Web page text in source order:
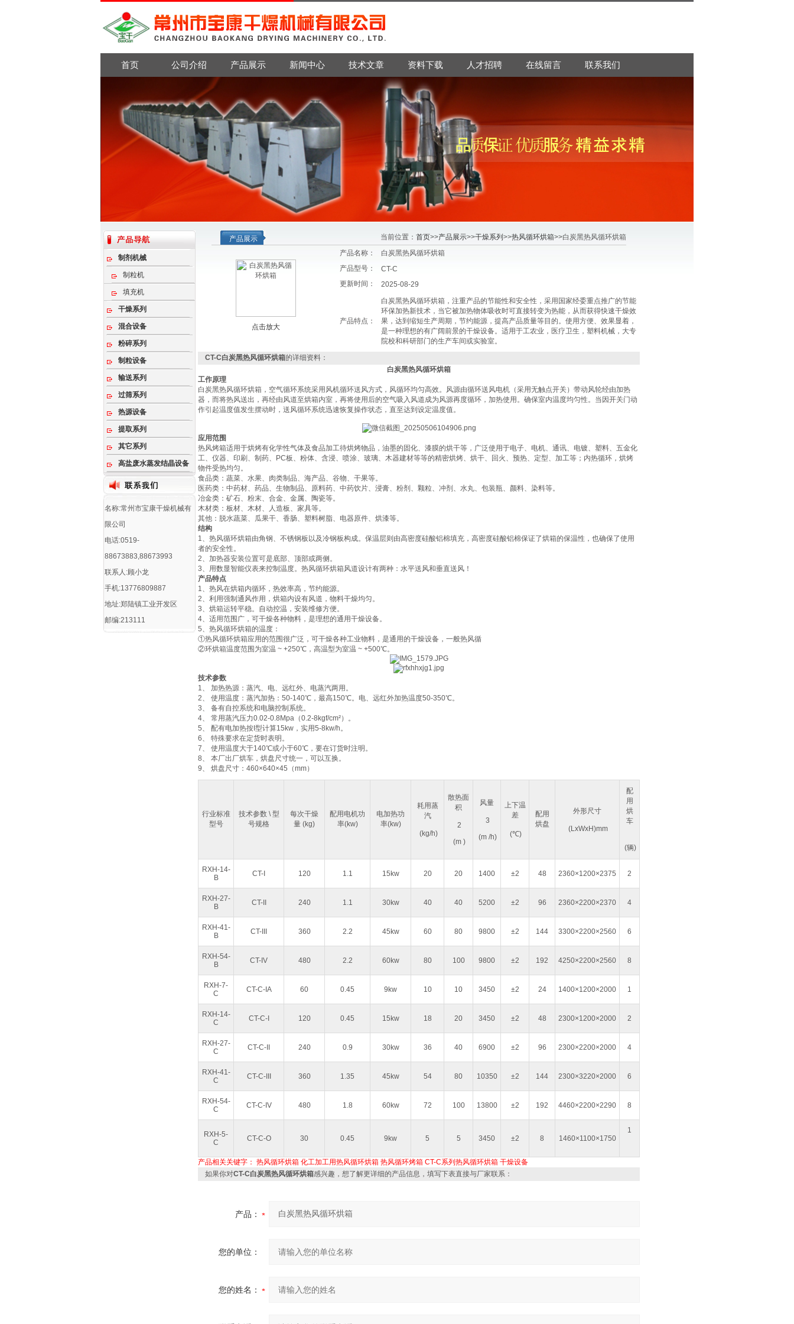
首页 公司介绍 产品展示 新闻中心 技术文章 资料下载 人才招聘 在线留言 联系我们
制剂机械
制粒机
填充机
干燥系列
混合设备
粉碎系列
制粒设备
输送系列
过筛系列
热源设备
提取系列
其它系列
高盐废水蒸发结晶设备
名称:常州市宝康干燥机械有
限公司
电话:0519-
88673883,88673993
联系人:顾小龙
手机:13776809887
地址:郑陆镇工业开发区
邮编:213111
产品展示 当前位置： 首页>>产品展示>>干燥系列 >>热风循环烘箱>>白炭黑热风循环烘箱
点击放大
产品名称：
白炭黑热风循环烘箱
产品型号：
CT-C
更新时间：
2025-08-29
产品特点：
白炭黑热风循环烘箱，注重产品的节能性和安全性，采用国家经委重点推广的节能
环保加热新技术，当它被加热物体吸收时可直接转变为热能，从而获得快速干燥效
果，达到缩短生产周期，节约能源，提高产品质量等目的。使用方便、效果显着，
是一种理想的有广阔前景的干燥设备。适用于工农业，医疗卫生，塑料机械，大专
院校和科研部门的生产车间或实验室。
CT-C白炭黑热风循环烘箱的详细资料：
白炭黑热风循环烘箱
工作原理
白炭黑热风循环烘箱，空气循环系统采用风机循环送风方式，风循环均匀高效。风源由循环送风电机（采用无触点开关）带动风轮经由加热
器，而将热风送出，再经由风道至烘箱内室，再将使用后的空气吸入风道成为风源再度循环，加热使用。确保室内温度均匀性。当因开关门动
作引起温度值发生摆动时，送风循环系统迅速恢复操作状态，直至达到设定温度值。
应用范围
热风烤箱适用于烘烤有化学性气体及食品加工待烘烤物品，油墨的固化、漆膜的烘干等，广泛使用于电子、电机、通讯、电镀、塑料、五金化
工、仪器、印刷、制药、PC板、粉体、含浸、喷涂、玻璃、木器建材等等的精密烘烤、烘干、回火、预热、定型、加工等；内热循环，烘烤
物件受热均匀。
‌食品类‌：蔬菜、水果、肉类制品、海产品、谷物、干果等‌。
‌医药类‌：中药材、药品、生物制品、原料药、中药饮片、浸膏、粉剂、颗粒、冲剂、水丸、包装瓶、颜料、染料等‌。
‌冶金类‌：矿石、粉末、合金、金属、陶瓷等‌。
‌木材类‌：板材、木材、人造板、家具等‌。
‌其他‌：脱水蔬菜、瓜果干、香肠、塑料树脂、电器原件、烘漆等‌。
结构
1、热风循环烘箱由角钢、不锈钢板以及冷钢板构成。保温层则由高密度硅酸铝棉填充，高密度硅酸铝棉保证了烘箱的保温性，也确保了使用
者的安全性。
2、加热器安装位置可是底部、顶部或两侧。
3、用数显智能仪表来控制温度。热风循环烘箱风道设计有两种：水平送风和垂直送风！
产品特点
1、热风在烘箱内循环，热效率高，节约能源。
2、利用强制通风作用，烘箱内设有风道，物料干燥均匀。
3、烘箱运转平稳。自动控温，安装维修方便。
4、适用范围广，可干燥各种物料，是理想的通用干燥设备。
5、热风循环烘箱的温度：
①热风循环烘箱应用的范围很广泛，可干燥各种工业物料，是通用的干燥设备，一般热风循
②环烘箱温度范围为室温 ~ +250℃，高温型为室温 ~ +500℃。
技术参数
1、 加热热源：蒸汽、电、远红外、电蒸汽两用。
2、 使用温度：蒸汽加热：50-140℃，最高150℃。电、远红外加热温度50-350℃。
3、 备有自控系统和电脑控制系统。
4、 常用蒸汽压力0.02-0.8Mpa（0.2-8kgf/cm²）。
5、 配有电加热按I型计算15kw，实用5-8kw/h。
6、 特殊要求在定货时表明。
7、 使用温度大于140℃或小于60℃，要在订货时注明。
8、 本厂出厂烘车，烘盘尺寸统一，可以互换。
9、 烘盘尺寸：460×640×45（mm）
行业标准
型号
技术参数 \ 型
号规格
每次干燥
量 (kg)
配用电机功
率(kw)
电加热功
率(kw)
耗用蒸
汽
(kg/h)
散热面
积
2
(m )
风量
3
(m /h)
上下温
差
(℃)
配用
烘盘
外形尺寸
(LxWxH)mm
配
用
烘
车
(辆)
RXH-14-
B
CT-I 120 1.1 15kw 20 20 1400 ±2 48 2360×1200×2375 2
RXH-27-
B
CT-II 240 1.1 30kw 40 40 5200 ±2 96 2360×2200×2370 4
RXH-41-
B
CT-III 360 2.2 45kw 60 80 9800 ±2 144 3300×2200×2560 6
RXH-54-
B
CT-IV 480 2.2 60kw 80 100 9800 ±2 192 4250×2200×2560 8
RXH-7-
C
CT-C-IA 60 0.45 9kw 10 10 3450 ±2 24 1400×1200×2000 1
RXH-14-
C
CT-C-I 120 0.45 15kw 18 20 3450 ±2 48 2300×1200×2000 2
RXH-27-
C
CT-C-II 240 0.9 30kw 36 40 6900 ±2 96 2300×2200×2000 4
RXH-41-
C
CT-C-III 360 1.35 45kw 54 80 10350 ±2 144 2300×3220×2000 6
RXH-54-
C
CT-C-IV 480 1.8 60kw 72 100 13800 ±2 192 4460×2200×2290 8
RXH-5-
C
CT-C-O 30 0.45 9kw 5 5 3450 ±2 8 1460×1100×1750
1
产品相关关键字： 热风循环烘箱 化工加工用热风循环烘箱 热风循环烤箱 CT-C系列热风循环烘箱 干燥设备
如果你对CT-C白炭黑热风循环烘箱感兴趣，想了解更详细的产品信息，填写下表直接与厂家联系：
产品：
您的单位：
您的姓名：